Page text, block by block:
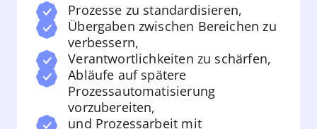
Prozesse zu standardisieren,
Übergaben zwischen Bereichen zu
verbessern,
Verantwortlichkeiten zu schärfen,
Abläufe auf spätere
Prozessautomatisierung
vorzubereiten,
und Prozessarbeit mit